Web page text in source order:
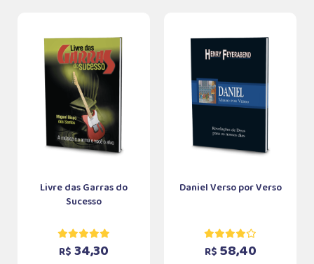
Livre das Garras do
Sucesso
R$ 34,30
Daniel Verso por Verso
R$ 58,40